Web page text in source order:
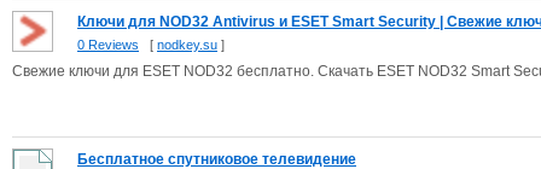
Ключи для NOD32 Antivirus и ESET Smart Security | Свежие
0 Reviews [ nodkey.su ]
Свежие ключи для ESET NOD32 бесплатно. Скачать ESET NOD32 Smart
Бесплатное спутниковое телевидение